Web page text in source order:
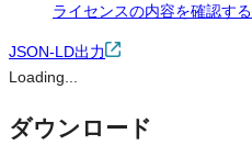
ライセンスの内容を確認する
JSON-LD出力
Loading...
ダウンロード